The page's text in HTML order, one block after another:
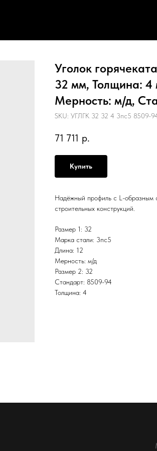
Уголок
32 мм, Толщина:
Мерность: м/д,
SKU: УГЛГК 32 32 4 3пс5 8509-
71 711 р.
Купить
Надёжный профиль с L-образным
строительных конструкций.
Размер 1: 32
Марка стали: 3пс5
Длина: 12
Мерность: м/д
Размер 2: 32
Стандарт: 8509-94
Толщина: 4